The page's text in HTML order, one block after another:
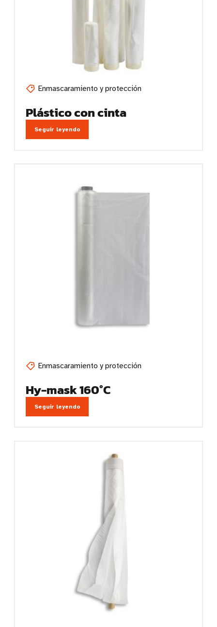
Enmascaramiento y protección
Plástico con cinta
Seguir leyendo
Enmascaramiento y protección
Hy-mask 160°C
Seguir leyendo